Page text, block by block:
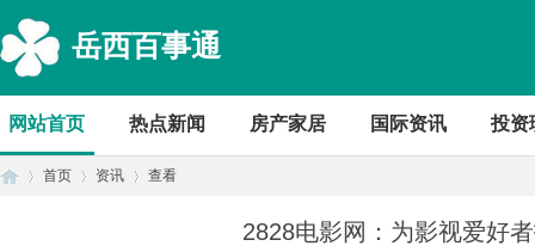
岳西百事通
网站首页 热点新闻 房产家居 国际资讯 投资
首页 资讯 查看
2828电影网：为影视爱好